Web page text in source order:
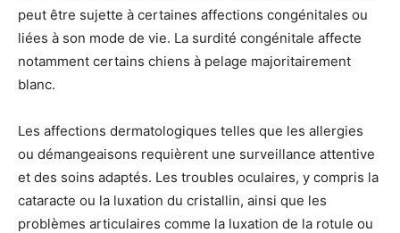
peut être sujette à certaines affections congénitales ou
liées à son mode de vie. La surdité congénitale affecte
notamment certains chiens à pelage majoritairement
blanc.
Les affections dermatologiques telles que les allergies
ou démangeaisons requièrent une surveillance attentive
et des soins adaptés. Les troubles oculaires, y compris la
cataracte ou la luxation du cristallin, ainsi que les
problèmes articulaires comme la luxation de la rotule ou